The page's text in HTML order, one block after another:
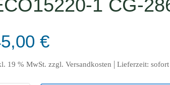
1 CG-
€
19 % MwSt. zzgl. Versandkosten | Lieferzeit: